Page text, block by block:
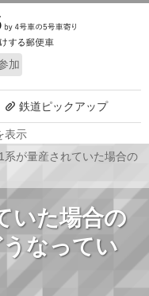
加
表示
鉄道ピックアップ
サイトについて
系が量産されていた場合の
いた場合の
なってい